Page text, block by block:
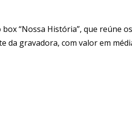
“Nossa História”, que reúne
da gravadora, com valor em